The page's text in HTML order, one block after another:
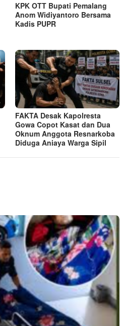
KPK OTT Bupati Pemalang
Anom Widiyantoro Bersama
Kadis PUPR
FAKTA Desak Kapolresta
Gowa Copot Kasat dan Dua
Oknum Anggota Resnarkoba
Diduga Aniaya Warga Sipil